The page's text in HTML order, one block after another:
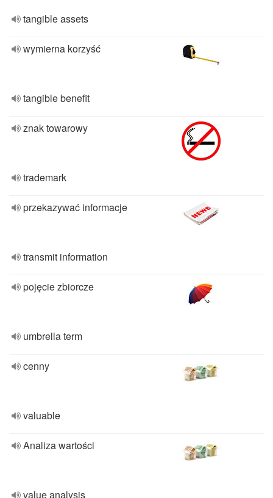
tangible assets
wymierna korzyść
tangible benefit
znak towarowy
trademark
przekazywać informacje
transmit information
pojęcie zbiorcze
umbrella term
cenny
valuable
Analiza wartości
value analysis